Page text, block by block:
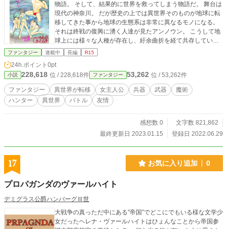
物語。 そして、結果的に世界を救ってしまう物語だ。 舞台は
現代の神奈川。 だが歴史の上では異世界そのものが地球に転
移してきた事から地球の生態系は非常に異なるモノになる。
それは終戦の復興に湧く人達が見たアンノウン。 こうして地
球上には様々な人種が存在し、紆余曲折を経て共存している
世界へと変貌する事になっていく。 更に世界は異世界が転移
貌し、跋扈する魔獣をハンターが狩る世界へと変質していっ
たのだった……。 1人の少女が異世界の転移後に産まれ、
様々なコンプレックスを抱えながら父親の背中を追い掛け、
同じ道に進んだ結果、紡がれる5つの話。 幾つもの世界の境
界を超えて1人のハンターとして少女が織り成す多種多様な友
れていく事になる。 少女はハンターとして、陰謀に立ち向か
出来るのか？ そして、淡い初恋の行方はどうなるのか？ 世界
よりも友達、友達よりも恋愛、恋愛も大事だけど仕事は信念
がヒロインのハンター活劇、ここに推参！！ 友情あり、笑い
あり、涙あり、バトルあり、ファンタジックなヒューマンド
る時、何かが起こる。
ファンタジー 連載中 長編 R15
24h.ポイント 0pt
小説 228,618 位 / 228,618件 ファンタジー 53,262 位 / 53,262件
ファンタジー 異世界が転移 女主人公 兵器 武器
魔術
ハンター
異世界 バトル 友情
感想数 0
文字数 821,862
最終更新日 2023.01.15
登録日 2022.06.29
17 お気に入り追加 0
プロパガンダのヴァールハイト
デミグラス公爵ハンバーグⅢ世
大戦争の真っただ中にある”帝国”でどこにでもいる様な文学少
女だったヘレナ・ヴァールハイトはひょんなことから帝国参